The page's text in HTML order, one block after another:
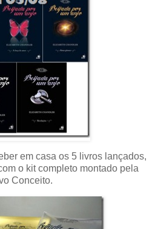
em casa os 5 livros lançados,
o kit completo montado pela
Conceito.